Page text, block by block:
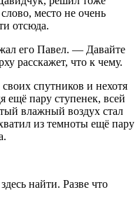
место не очень
отсюда.
его Павел. — Давайте
расскажет, что к чему.
спутников и нехотя
ещё пару ступенек, всей
влажный воздух стал
из темноты ещё пару
найти. Разве что